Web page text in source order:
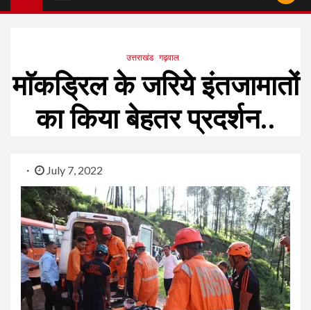
उत्तराखंड गढ़वाल
माॅकड्रिल के जरिये इंतजामातों
का किया बेहतर प्रदर्शन..
July 7, 2022